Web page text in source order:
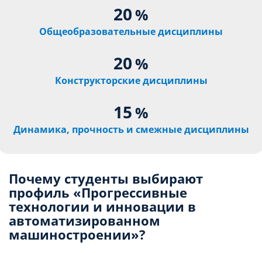
20%
Общеобразовательные дисциплины
20%
Конструкторские дисциплины
15%
Динамика, прочность и смежные дисциплины
Почему студенты выбирают
профиль «Прогрессивные
технологии и инновации в
автоматизированном
машиностроении»?